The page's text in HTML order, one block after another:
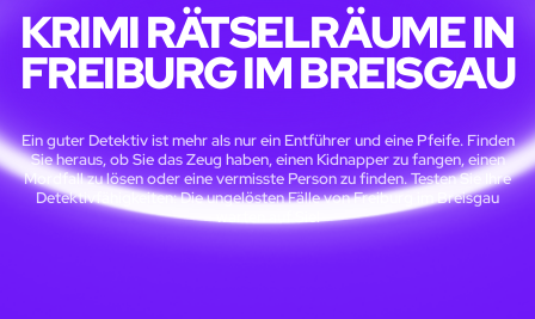
KRIMI RÄTSELRÄUME IN
FREIBURG IM BREISGAU
Ein guter Detektiv ist mehr als nur ein Entführer und eine Pfeife. Finden
Sie heraus, ob Sie das Zeug haben, einen Kidnapper zu fangen, einen
Mordfall zu lösen oder eine vermisste Person zu finden. Testen Sie Ihre
Detektivfähigkeiten: Die ungelösten Fälle von Freiburg im Breisgau
warten auf Sie!